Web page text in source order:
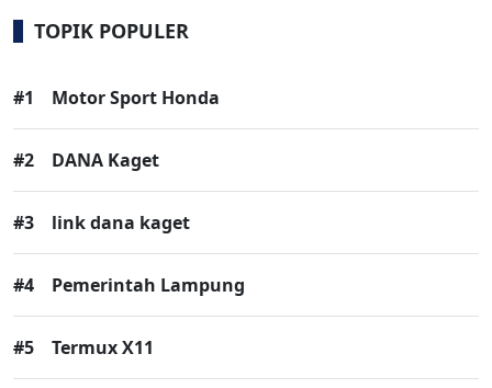
TOPIK POPULER
#1 Motor Sport Honda
#2 DANA Kaget
#3 link dana kaget
#4 Pemerintah Lampung
#5 Termux X11